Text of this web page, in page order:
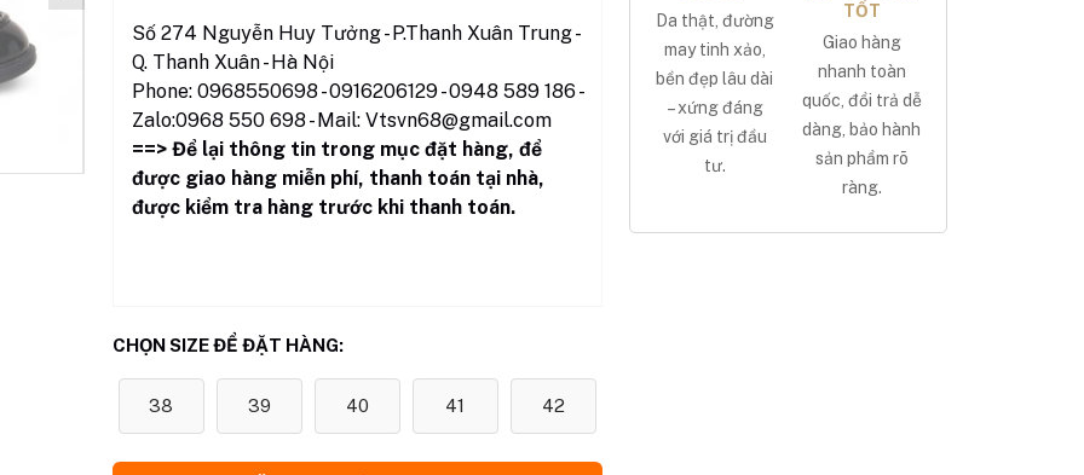
Số 274 Nguyễn Huy Tưởng - P.Thanh Xuân Trung -
Q. Thanh Xuân - Hà Nội
Phone: 0968550698 - 0916206129 - 0948 589 186 -
Zalo:0968 550 698 - Mail: Vtsvn68@gmail.com
==> Để lại thông tin trong mục đặt hàng, để
được giao hàng miễn phí, thanh toán tại nhà,
được kiểm tra hàng trước khi thanh toán.
CHỌN SIZE ĐỂ ĐẶT HÀNG:
38 39 40 41 42
Da thật, đường
may tinh xảo,
bền đẹp lâu dài
– xứng đáng
với giá trị đầu
tư.
TỐT
Giao hàng
nhanh toàn
quốc, đổi trả dễ
dàng, bảo hành
sản phẩm rõ
ràng.